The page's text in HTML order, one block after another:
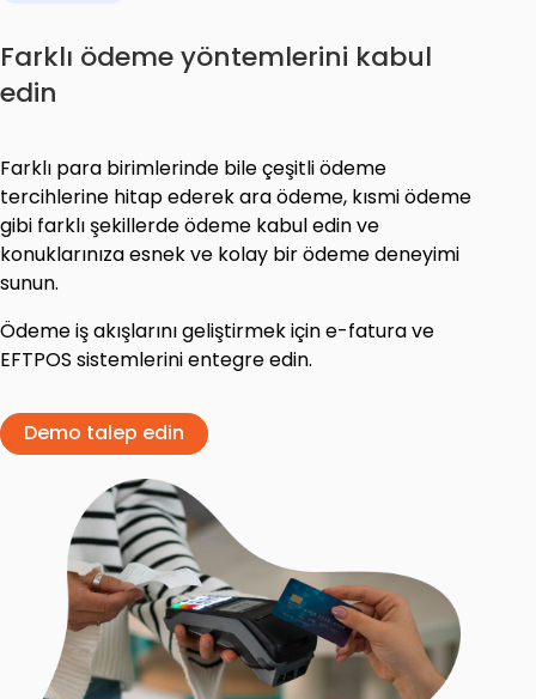
Farklı ödeme yöntemlerini kabul
edin
Farklı para birimlerinde bile çeşitli ödeme
tercihlerine hitap ederek ara ödeme, kısmi ödeme
gibi farklı şekillerde ödeme kabul edin ve
konuklarınıza esnek ve kolay bir ödeme deneyimi
sunun.
Ödeme iş akışlarını geliştirmek için e-fatura ve
EFTPOS sistemlerini entegre edin.
Demo talep edin